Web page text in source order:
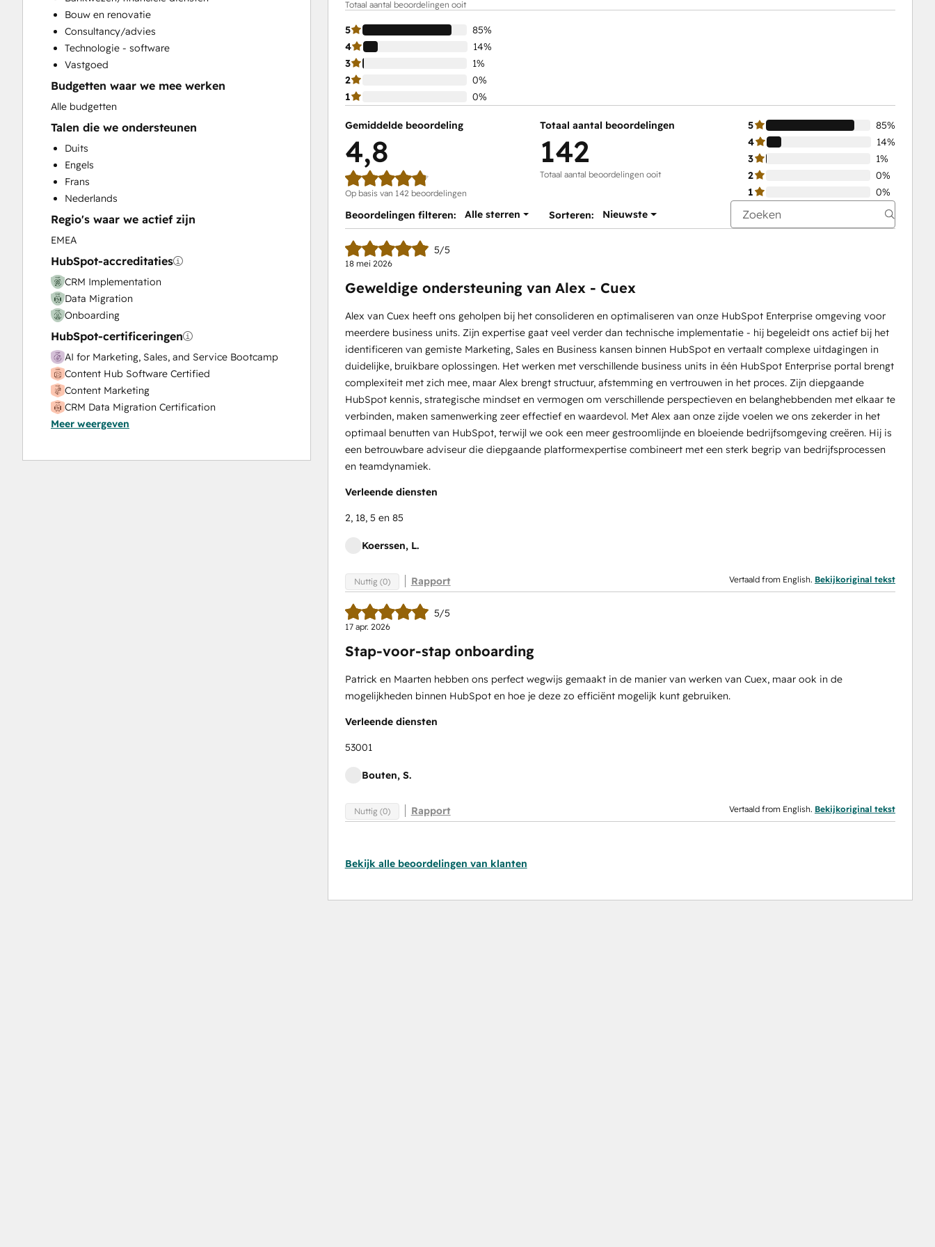
Customer Success Training
Customer Support Training
Customer Survey and Analysis
Email Marketing
Full Inbound Marketing Services
Help Desk Implementation
Paid Advertising
Programmable Automation
Sales and Marketing Alignment
Sales Coaching and Training
Sales Enablement
Website Design
Website Development
Bouw en renovatie
Consultancy/advies
Technologie - software
Vastgoed
Budgetten waar we mee werken
Alle budgetten
Talen die we ondersteunen
Duits
Engels
Frans
Nederlands
Regio's waar we actief zijn
EMEA
HubSpot-accreditaties
CRM Implementation
Data Migration
Onboarding
HubSpot-certificeringen
AI for Marketing, Sales, and Service Bootcamp
Content Hub Software Certified
Content Marketing
CRM Data Migration Certification
Data Integrations Certification
Meer weergeven
Totaal aantal beoordelingen ooit
5
85%
4
14%
3
1%
2
0%
1
0%
Gemiddelde beoordeling
4,8
Op basis van 142 beoordelingen
Totaal aantal beoordelingen
142
Totaal aantal beoordelingen ooit
5
85%
4
14%
3
1%
2
0%
1
0%
Beoordelingen filteren:
Alle sterren Sorteren: Nieuwste
5/5
18 mei 2026
Geweldige ondersteuning van Alex - Cuex
Alex van Cuex heeft ons geholpen bij het consolideren en optimaliseren van onze HubSpot Enterprise omgeving voor
meerdere business units. Zijn expertise gaat veel verder dan technische implementatie - hij begeleidt ons actief bij het
identificeren van gemiste Marketing, Sales en Business kansen binnen HubSpot en vertaalt complexe uitdagingen in
duidelijke, bruikbare oplossingen. Het werken met verschillende business units in één HubSpot Enterprise portal brengt
complexiteit met zich mee, maar Alex brengt structuur, afstemming en vertrouwen in het proces. Zijn diepgaande
HubSpot kennis, strategische mindset en vermogen om verschillende perspectieven en belanghebbenden met elkaar te
verbinden, maken samenwerking zeer effectief en waardevol. Met Alex aan onze zijde voelen we ons zekerder in het
optimaal benutten van HubSpot, terwijl we ook een meer gestroomlijnde en bloeiende bedrijfsomgeving creëren. Hij is
een betrouwbare adviseur die diepgaande platformexpertise combineert met een sterk begrip van bedrijfsprocessen
en teamdynamiek.
Verleende diensten
2, 18, 5 en 85
Koerssen, L.
Nuttig (0) Rapport Vertaald from English. Bekijkoriginal tekst
5/5
17 apr. 2026
Stap-voor-stap onboarding
Patrick en Maarten hebben ons perfect wegwijs gemaakt in de manier van werken van Cuex, maar ook in de
mogelijkheden binnen HubSpot en hoe je deze zo efficiënt mogelijk kunt gebruiken.
Verleende diensten
53001
Bouten, S.
Nuttig (0) Rapport Vertaald from English. Bekijkoriginal tekst
Bekijk alle beoordelingen van klanten